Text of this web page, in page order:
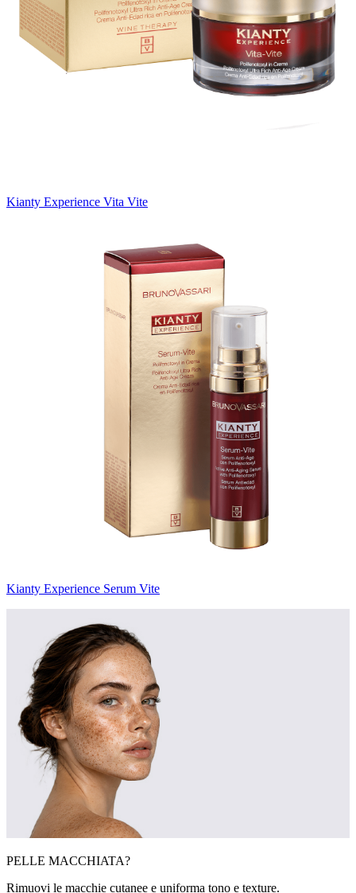
Kianty Experience Vita Vite
Kianty Experience Serum Vite
PELLE MACCHIATA?
Rimuovi le macchie cutanee e uniforma tono e texture.